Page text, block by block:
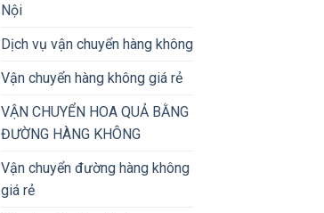
Nội
Dịch vụ vận chuyển hàng không
Vận chuyển hàng không giá rẻ
VẬN CHUYỂN HOA QUẢ BẰNG
ĐƯỜNG HÀNG KHÔNG
Vận chuyển đường hàng không
giá rẻ